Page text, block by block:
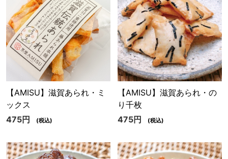
【AMISU】滋賀あられ・ミ
ックス
475円
(税込)
【AMISU】滋賀あられ・の
り千枚
475円
(税込)